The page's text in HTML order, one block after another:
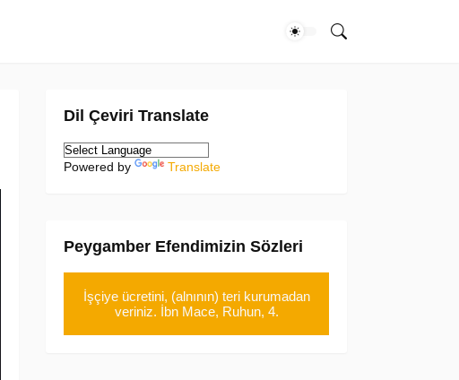
Dil Çeviri Translate
Powered by Translate
Peygamber Efendimizin Sözleri
İşçiye ücretini, (alnının) teri kurumadan
veriniz. İbn Mace, Ruhun, 4.